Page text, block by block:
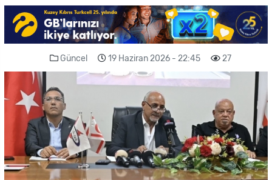
Güncel 19 Haziran 2026 - 22:45 27